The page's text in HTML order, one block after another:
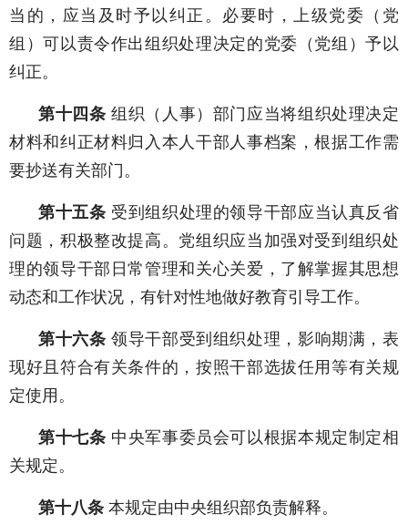
当的，应当及时予以纠正。必要时，上级党委（党
组）可以责令作出组织处理决定的党委（党组）予以
纠正。
第十四条 组织（人事）部门应当将组织处理决定
材料和纠正材料归入本人干部人事档案，根据工作需
要抄送有关部门。
第十五条 受到组织处理的领导干部应当认真反省
问题，积极整改提高。党组织应当加强对受到组织处
理的领导干部日常管理和关心关爱，了解掌握其思想
动态和工作状况，有针对性地做好教育引导工作。
第十六条 领导干部受到组织处理，影响期满，表
现好且符合有关条件的，按照干部选拔任用等有关规
定使用。
第十七条 中央军事委员会可以根据本规定制定相
关规定。
第十八条 本规定由中央组织部负责解释。